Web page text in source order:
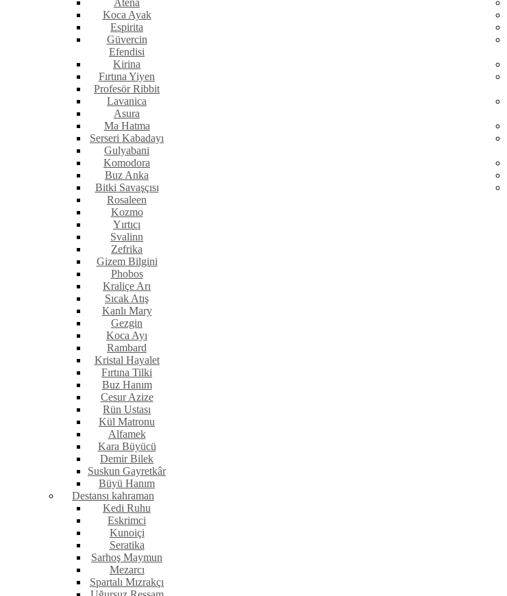
Atena
Koca Ayak
Espirita
Güvercin
Efendisi
Kirina
Fırtına Yiyen
Profesör Ribbit
Lavanica
Asura
Ma Hatma
Serseri Kabadayı
Gulyabani
Komodora
Buz Anka
Bitki Savaşçısı
Rosaleen
Kozmo
Yırtıcı
Svalinn
Zefrika
Gizem Bilgini
Phobos
Kraliçe Arı
Sıcak Atış
Kanlı Mary
Gezgin
Koca Ayı
Rambard
Kristal Hayalet
Fırtına Tilki
Buz Hanım
Cesur Azize
Rün Ustası
Kül Matronu
Alfamek
Kara Büyücü
Demir Bilek
Suskun Gayretkâr
Büyü Hanım
Destansı kahraman
Kedi Ruhu
Eskrimci
Kunoiçi
Seratika
Sarhoş Maymun
Mezarcı
Spartalı Mızrakçı